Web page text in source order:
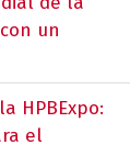
un
HPBExpo:
el